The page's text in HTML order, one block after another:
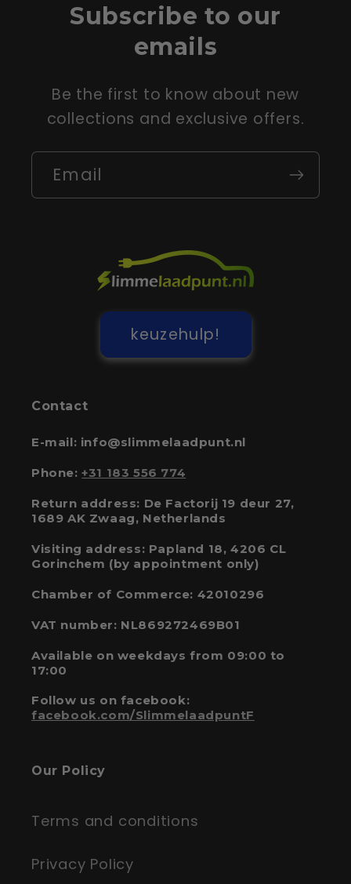
Subscribe to our
emails
Be the first to know about new
collections and exclusive offers.
Email
keuzehulp!
Contact
E-mail: info@slimmelaadpunt.nl
Phone:+31 183 556 774
Return address: De Factorij 19 deur 27,
1689 AK Zwaag, Netherlands
Visiting address: Papland 18, 4206 CL
Gorinchem (by appointment only)
Chamber of Commerce: 42010296
VAT number: NL869272469B01
Available on weekdays from 09:00 to
17:00
Follow us on facebook:
facebook.com/SlimmelaadpuntF
Our Policy
Terms and conditions
Privacy Policy